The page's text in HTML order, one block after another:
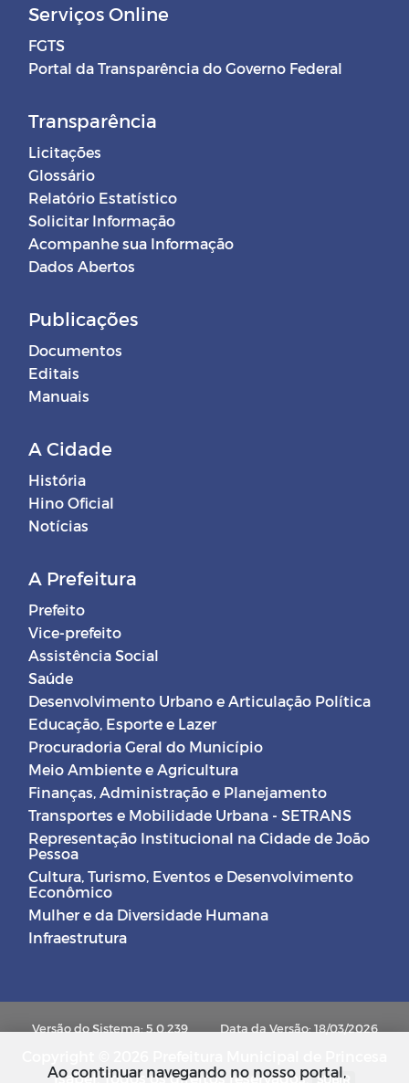
Serviços Online
FGTS
Portal da Transparência do Governo Federal
Transparência
Licitações
Glossário
Relatório Estatístico
Solicitar Informação
Acompanhe sua Informação
Dados Abertos
Publicações
Documentos
Editais
Manuais
A Cidade
História
Hino Oficial
Notícias
A Prefeitura
Prefeito
Vice-prefeito
Assistência Social
Saúde
Desenvolvimento Urbano e Articulação Política
Educação, Esporte e Lazer
Procuradoria Geral do Município
Meio Ambiente e Agricultura
Finanças, Administração e Planejamento
Transportes e Mobilidade Urbana - SETRANS
Representação Institucional na Cidade de João
Pessoa
Cultura, Turismo, Eventos e Desenvolvimento
Econômico
Mulher e da Diversidade Humana
Infraestrutura
Versão do Sistema: 5.0.239 Data da Versão: 18/03/2026
Isabel. Todos os direitos reservados. SUBIR
Ao continuar navegando no nosso portal,